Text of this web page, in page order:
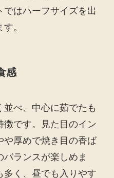
はハーフサイズを出
。
感
べ、中心に茹でたも
です。見た目のイン
や厚めで焼き目の香ば
バランスが楽しめま
く、昼でも入りやす